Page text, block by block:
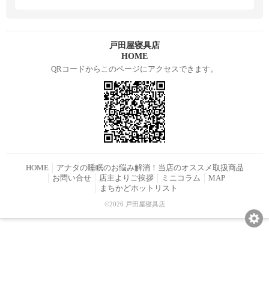
戸田屋寝具店
HOME
QRコードからこのページにアクセスできます。
HOME
アナタの睡眠のお悩み解消！当店のオススメ取扱商品
お問い合せ
店主よりご挨拶 ミニコラム
MAP
まちかどホットリスト
©2026 戸田屋寝具店